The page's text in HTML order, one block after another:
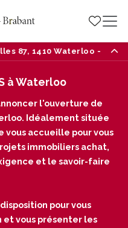
242 18 18
à Waterloo
l'ouverture de
Idéalement située
vous accueille pour vous
immobiliers achat,
et le savoir-faire
pour vous
vous présenter les